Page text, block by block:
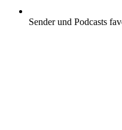
Sender und Podcasts